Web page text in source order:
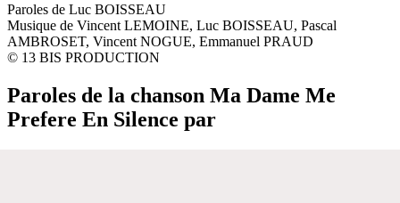
Paroles de Luc BOISSEAU
Musique de Vincent LEMOINE, Luc BOISSEAU, Pascal
AMBROSET, Vincent NOGUE, Emmanuel PRAUD
© 13 BIS PRODUCTION
Paroles de la chanson Ma Dame Me
Prefere En Silence par